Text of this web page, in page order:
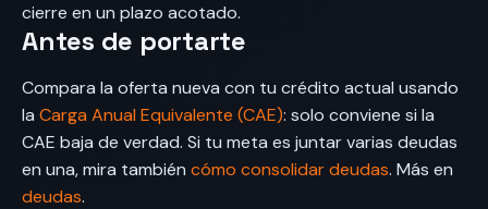
cierre en un plazo acotado.
Antes de portarte
Compara la oferta nueva con tu crédito actual usando
la Carga Anual Equivalente (CAE): solo conviene si la
CAE baja de verdad. Si tu meta es juntar varias deudas
en una, mira también cómo consolidar deudas. Más en
deudas.